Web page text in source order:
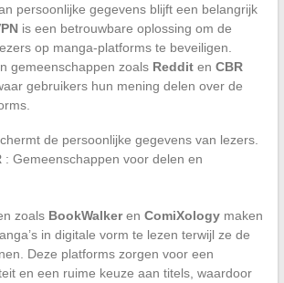
persoonlijke gegevens blijft een belangrijk
is een betrouwbare oplossing om de
op manga-platforms te beveiligen.
gemeenschappen zoals Redditen CBR
gebruikers hun mening delen over de
de persoonlijke gegevens van lezers.
: Gemeenschappen voor delen en
zoals BookWalkeren ComiXologymaken
in digitale vorm te lezen terwijl ze de
Deze platforms zorgen voor een
en een ruime keuze aan titels, waardoor